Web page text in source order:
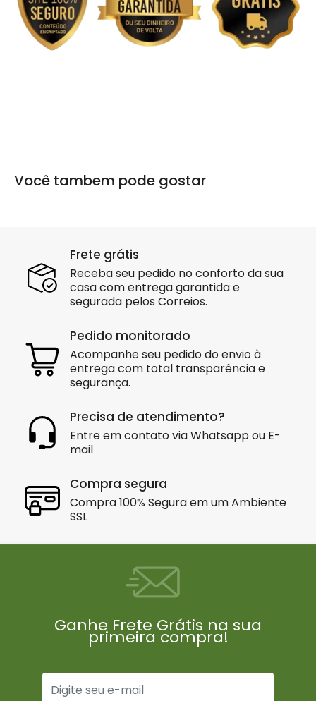
Você tambem pode gostar
Frete grátis
Receba seu pedido no conforto da sua
casa com entrega garantida e
segurada pelos Correios.
Pedido monitorado
Acompanhe seu pedido do envio à
entrega com total transparência e
segurança.
Precisa de atendimento?
Entre em contato via Whatsapp ou E-
mail
Compra segura
Compra 100% Segura em um Ambiente
SSL
Ganhe Frete Grátis na sua
primeira compra!